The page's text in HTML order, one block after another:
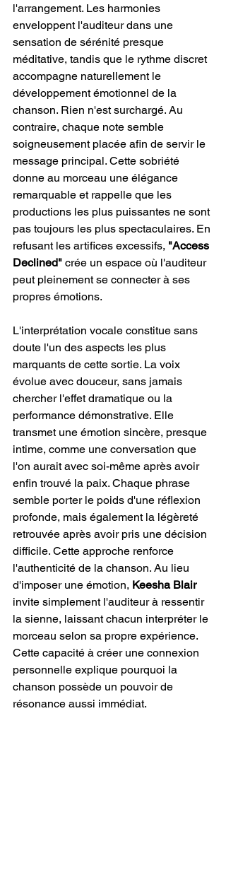
l'arrangement. Les harmonies
enveloppent l'auditeur dans une
sensation de sérénité presque
méditative, tandis que le rythme discret
accompagne naturellement le
développement émotionnel de la
chanson. Rien n'est surchargé. Au
contraire, chaque note semble
soigneusement placée afin de servir le
message principal. Cette sobriété
donne au morceau une élégance
remarquable et rappelle que les
productions les plus puissantes ne sont
pas toujours les plus spectaculaires. En
refusant les artifices excessifs, "Access
Declined" crée un espace où l'auditeur
peut pleinement se connecter à ses
propres émotions.
L'interprétation vocale constitue sans
doute l'un des aspects les plus
marquants de cette sortie. La voix
évolue avec douceur, sans jamais
chercher l'effet dramatique ou la
performance démonstrative. Elle
transmet une émotion sincère, presque
intime, comme une conversation que
l'on aurait avec soi-même après avoir
enfin trouvé la paix. Chaque phrase
semble porter le poids d'une réflexion
profonde, mais également la légèreté
retrouvée après avoir pris une décision
difficile. Cette approche renforce
l'authenticité de la chanson. Au lieu
d'imposer une émotion, Keesha Blair
invite simplement l'auditeur à ressentir
la sienne, laissant chacun interpréter le
morceau selon sa propre expérience.
Cette capacité à créer une connexion
personnelle explique pourquoi la
chanson possède un pouvoir de
résonance aussi immédiat.